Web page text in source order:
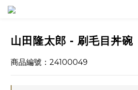
山田隆太郎 - 刷毛目丼碗
商品編號：24100049